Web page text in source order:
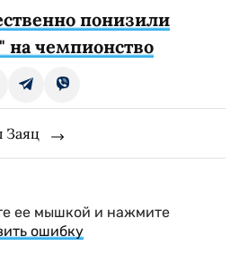
понизили
чемпионство
Заяц
ее мышкой и нажмите
ошибку